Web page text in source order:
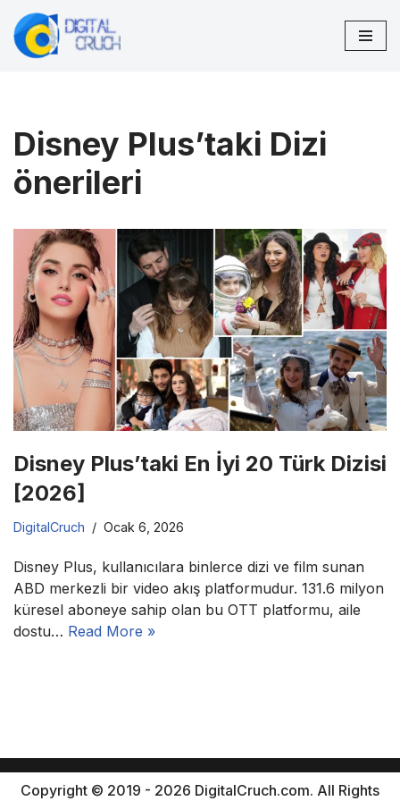
İçeriğe
Disney Plus’taki Dizi
önerileri
Disney Plus’taki En İyi 20 Türk Dizisi
[2026]
DigitalCruch Ocak 6, 2026
Disney Plus, kullanıcılara binlerce dizi ve film sunan
ABD merkezli bir video akış platformudur. 131.6 milyon
küresel aboneye sahip olan bu OTT platformu, aile
dostu… Read More »
Copyright © 2019 - 2026 DigitalCruch.com. All Rights